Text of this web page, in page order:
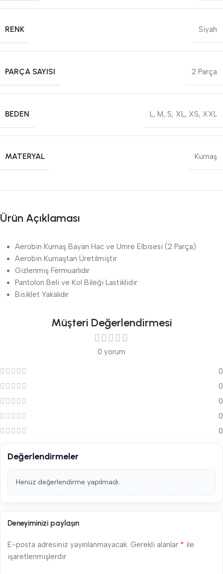
RENK Siyah
PARÇA SAYISI 2 Parça
BEDEN L, M, S, XL, XS, XXL
MATERYAL Kumaş
Ürün Açıklaması
Aerobin Kumaş Bayan Hac ve Umre Elbisesi (2 Parça)
Aerobin Kumaştan Üretilmiştir
Gizlenmiş Fermuarlıdır
Pantolon Beli ve Kol Bileği Lastiklidir
Bisiklet Yakalıdır
Müşteri Değerlendirmesi
0 yorum
0
0
0
0
0
Değerlendirmeler
Henüz değerlendirme yapılmadı.
Deneyiminizi paylaşın
E-posta adresiniz yayınlanmayacak. Gerekli alanlar * ile
işaretlenmişlerdir